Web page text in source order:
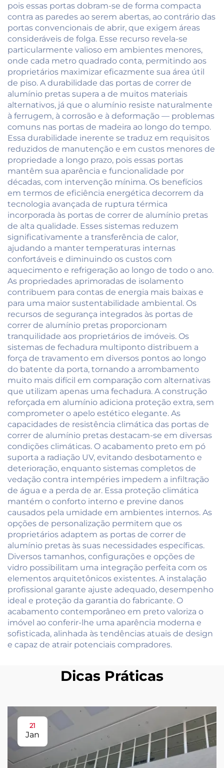
pois essas portas dobram-se de forma compacta
contra as paredes ao serem abertas, ao contrário das
portas convencionais de abrir, que exigem áreas
consideráveis de folga. Esse recurso revela-se
particularmente valioso em ambientes menores,
onde cada metro quadrado conta, permitindo aos
proprietários maximizar eficazmente sua área útil
de piso. A durabilidade das portas de correr de
alumínio pretas supera a de muitos materiais
alternativos, já que o alumínio resiste naturalmente
à ferrugem, à corrosão e à deformação — problemas
comuns nas portas de madeira ao longo do tempo.
Essa durabilidade inerente se traduz em requisitos
reduzidos de manutenção e em custos menores de
propriedade a longo prazo, pois essas portas
mantêm sua aparência e funcionalidade por
décadas, com intervenção mínima. Os benefícios
em termos de eficiência energética decorrem da
tecnologia avançada de ruptura térmica
incorporada às portas de correr de alumínio pretas
de alta qualidade. Esses sistemas reduzem
significativamente a transferência de calor,
ajudando a manter temperaturas internas
confortáveis e diminuindo os custos com
aquecimento e refrigeração ao longo de todo o ano.
As propriedades aprimoradas de isolamento
contribuem para contas de energia mais baixas e
para uma maior sustentabilidade ambiental. Os
recursos de segurança integrados às portas de
correr de alumínio pretas proporcionam
tranquilidade aos proprietários de imóveis. Os
sistemas de fechadura multiponto distribuem a
força de travamento em diversos pontos ao longo
do batente da porta, tornando a arrombamento
muito mais difícil em comparação com alternativas
que utilizam apenas uma fechadura. A construção
reforçada em alumínio adiciona proteção extra, sem
comprometer o apelo estético elegante. As
capacidades de resistência climática das portas de
correr de alumínio pretas destacam-se em diversas
condições climáticas. O acabamento preto em pó
suporta a radiação UV, evitando desbotamento e
deterioração, enquanto sistemas completos de
vedação contra intempéries impedem a infiltração
de água e a perda de ar. Essa proteção climática
mantém o conforto interno e previne danos
causados pela umidade em ambientes internos. As
opções de personalização permitem que os
proprietários adaptem as portas de correr de
alumínio pretas às suas necessidades específicas.
Diversos tamanhos, configurações e opções de
vidro possibilitam uma integração perfeita com os
elementos arquitetônicos existentes. A instalação
profissional garante ajuste adequado, desempenho
ideal e proteção da garantia do fabricante. O
acabamento contemporâneo em preto valoriza o
imóvel ao conferir-lhe uma aparência moderna e
sofisticada, alinhada às tendências atuais de design
e capaz de atrair potenciais compradores.
Dicas Práticas
21
Jan